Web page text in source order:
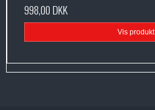
998,00 DKK
Vis produkt